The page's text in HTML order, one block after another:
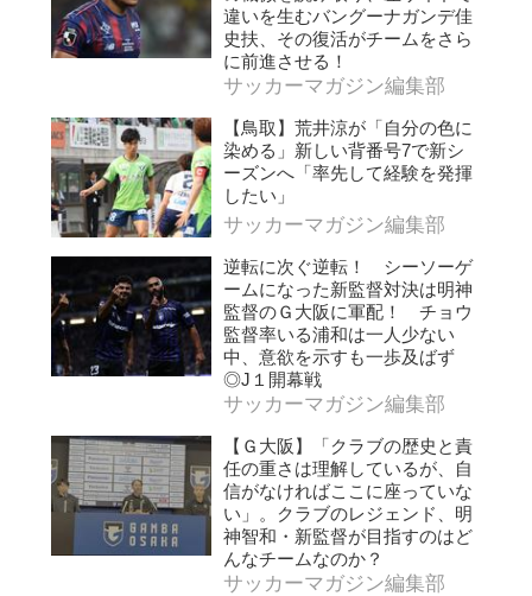
違いを生むバングーナガンデ佳
史扶、その復活がチームをさら
に前進させる！
サッカーマガジン編集部
【鳥取】荒井涼が「自分の色に
染める」新しい背番号7で新シ
ーズンへ「率先して経験を発揮
したい」
サッカーマガジン編集部
逆転に次ぐ逆転！ シーソーゲ
ームになった新監督対決は明神
監督のＧ大阪に軍配！ チョウ
監督率いる浦和は一人少ない
中、意欲を示すも一歩及ばず
◎J１開幕戦
サッカーマガジン編集部
【Ｇ大阪】「クラブの歴史と責
任の重さは理解しているが、自
信がなければここに座っていな
い」。クラブのレジェンド、明
神智和・新監督が目指すのはど
んなチームなのか？
サッカーマガジン編集部